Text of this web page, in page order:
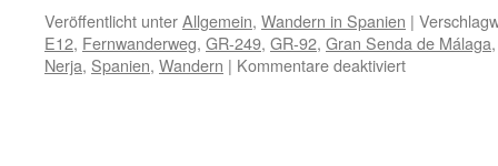
Veröffentlicht unterAllgemein, Wandern in Spanien |
E12, Fernwanderweg, GR-249, GR-92, Gran Senda de Málaga
Nerja, Spanien, Wandern | Kommentare deaktiviertfür